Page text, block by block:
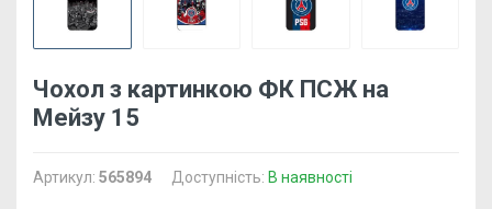
Чохол з картинкою ФК ПСЖ на
Мейзу 15
Артикул: 565894 Доступність: В наявності